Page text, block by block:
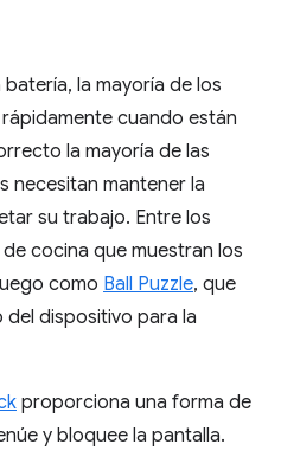
la mayoría de los
cuando están
la mayoría de las
necesitan mantener la
su trabajo. Entre los
cocina que muestran los
como Ball Puzzle, que
del dispositivo para la
proporciona una forma de
y bloquee la pantalla.